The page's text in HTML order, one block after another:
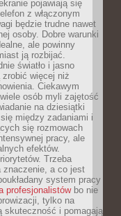
pojawiają się
z włączonym
będzie trudne nawet
osoby. Dobre warunki
ale powinny
ją rozbijać.
światło i jasno
więcej niż
Ciekawym
osób myli zajętość
na dziesiątki
między zadaniami i
się rozmowach
pracy, ale
efektów.
Trzeba
znaczenie, a co jest
system pracy
profesjonalistówbo nie
tylko na
skuteczność i pomagają